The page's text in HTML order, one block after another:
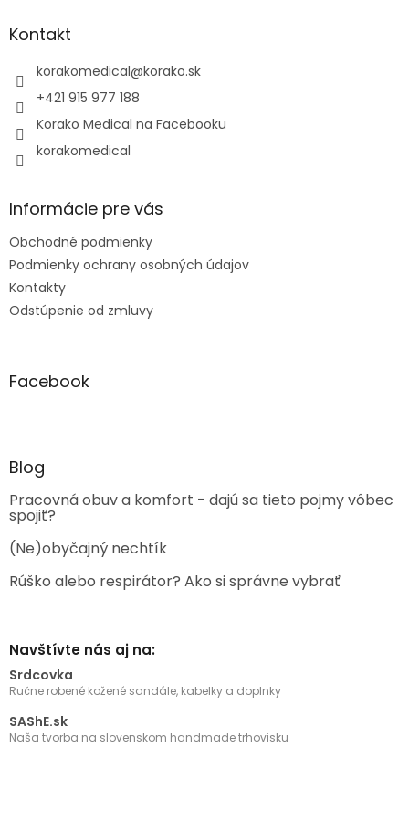
äKontakt
korakomedical@korako.sk
+421 915 977 188
Korako Medical na Facebooku
korakomedical
Informácie pre vás
Obchodné podmienky
Podmienky ochrany osobných údajov
Kontakty
Odstúpenie od zmluvy
Facebook
Blog
Pracovná obuv a komfort - dajú sa tieto pojmy vôbec
spojiť?
(Ne)obyčajný nechtík
Rúško alebo respirátor? Ako si správne vybrať
Navštívte nás aj na:
Srdcovka
Ručne robené kožené sandále, kabelky a doplnky
SAShE.sk
Naša tvorba na slovenskom handmade trhovisku